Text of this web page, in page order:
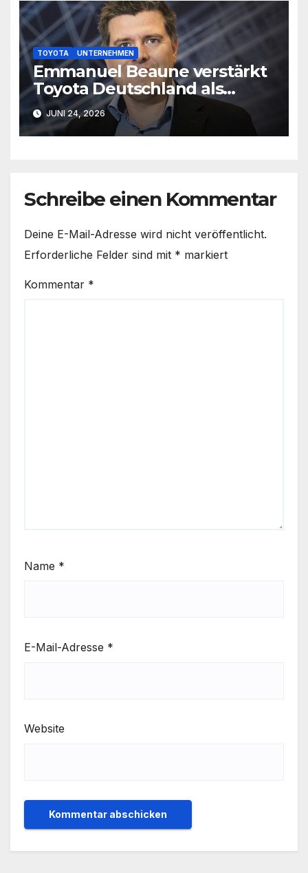
TOYOTA UNTERNEHMEN
Emmanuel Beaune verstärkt
Toyota Deutschland als
Marketingleiter
JUNI 24, 2026
Schreibe einen Kommentar
Deine E-Mail-Adresse wird nicht veröffentlicht.
Erforderliche Felder sind mit * markiert
Kommentar *
Name *
E-Mail-Adresse *
Website